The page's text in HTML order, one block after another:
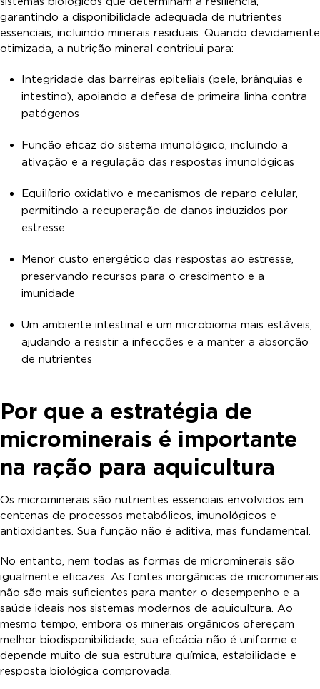
garantindo a disponibilidade adequada de nutrientes
essenciais, incluindo minerais residuais. Quando devidamente
otimizada, a nutrição mineral contribui para:
Integridade das barreiras epiteliais (pele, brânquias e
intestino), apoiando a defesa de primeira linha contra
patógenos
Função eficaz do sistema imunológico, incluindo a
ativação e a regulação das respostas imunológicas
Equilíbrio oxidativo e mecanismos de reparo celular,
permitindo a recuperação de danos induzidos por
estresse
Menor custo energético das respostas ao estresse,
preservando recursos para o crescimento e a
imunidade
Um ambiente intestinal e um microbioma mais estáveis,
ajudando a resistir a infecções e a manter a absorção
de nutrientes
Por que a estratégia de
microminerais é importante
na ração para aquicultura
Os microminerais são nutrientes essenciais envolvidos em
centenas de processos metabólicos, imunológicos e
antioxidantes. Sua função não é aditiva, mas fundamental.
No entanto, nem todas as formas de microminerais são
igualmente eficazes. As fontes inorgânicas de microminerais
não são mais suficientes para manter o desempenho e a
saúde ideais nos sistemas modernos de aquicultura. Ao
mesmo tempo, embora os minerais orgânicos ofereçam
melhor biodisponibilidade, sua eficácia não é uniforme e
depende muito de sua estrutura química, estabilidade e
resposta biológica comprovada.